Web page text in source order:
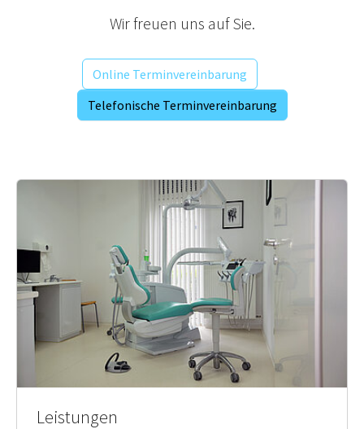
Wir freuen uns auf Sie.
Online Terminvereinbarung
Telefonische Terminvereinbarung
Leistungen